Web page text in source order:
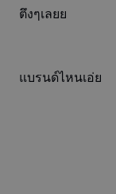
Dreamina
3K
ตึงๆเลยย
166
แบรนด์ไหนเอ่ย